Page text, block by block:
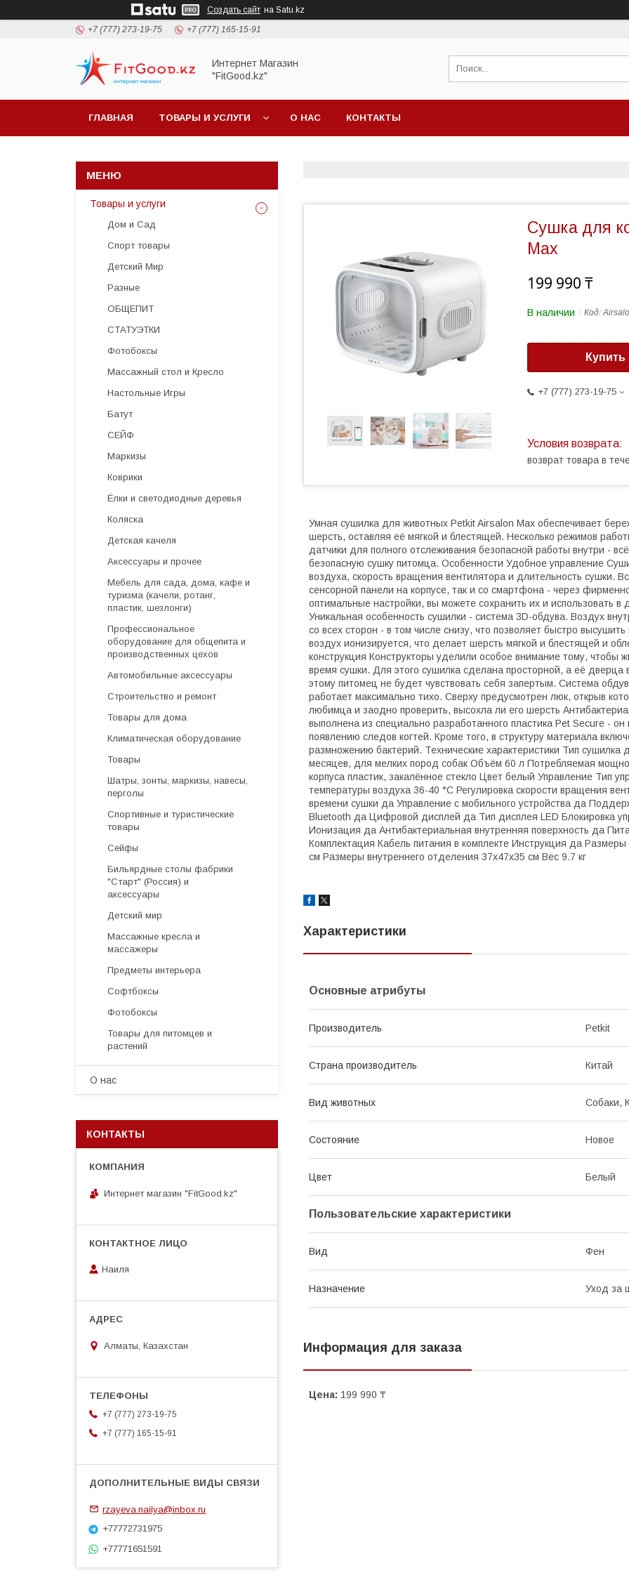
Создать сайт на Satu.kz
+7 (777) 273-19-75 +7 (777) 165-15-91
Интернет Магазин
"FitGood.kz"
ГЛАВНАЯ ТОВАРЫ И УСЛУГИ О НАС КОНТАКТЫ
Cушка для
Max
199 990 ₸
В наличии Код:
Купить
+7 (777) 273-19-75
возврат товара в
Умная сушилка для животных Petkit Airsalon Max обеспечивает
шерсть, оставляя её мягкой и блестящей. Несколько режимов
датчики для полного отслеживания безопасной работы внутри -
безопасную сушку питомца. Особенности Удобное управление
воздуха, скорость вращения вентилятора и длительность сушки.
сенсорной панели на корпусе, так и со смартфона - через
оптимальные настройки, вы можете сохранить их и использовать
Уникальная особенность сушилки - система 3D-обдува. Воздух
со всех сторон - в том числе снизу, что позволяет быстро
воздух ионизируется, что делает шерсть мягкой и блестящей и
конструкция Конструкторы уделили особое внимание тому, чтобы
время сушки. Для этого сушилка сделана просторной, а её дверца
этому питомец не будет чувствовать себя запертым. Система
работает максимально тихо. Сверху предусмотрен люк, открыв
любимца и заодно проверить, высохла ли его шерсть
выполнена из специально разработанного пластика Pet Secure -
появлению следов когтей. Кроме того, в структуру материала
размножению бактерий. Технические характеристики Тип
месяцев, для мелких пород собак Объём 60 л Потребляемая
корпуса пластик, закалённое стекло Цвет белый Управление Тип
температуры воздуха 36-40 °С Регулировка скорости вращения
времени сушки да Управление c мобильного устройства да
Bluetooth да Цифровой дисплей да Тип дисплея LED Блокировка
Ионизация да Антибактериальная внутренняя поверхность да
Комплектация Кабель питания в комплекте Инструкция да
см Размеры внутреннего отделения 37х47х35 см Вес 9.7 кг
Характеристики
Основные атрибуты
Производитель Petkit
Страна производитель Китай
Вид животных Собаки,
Состояние Новое
Цвет Белый
Пользовательские характеристики
Вид Фен
Назначение Уход за
Информация для заказа
Цена: 199 990 ₸
Товары и услуги
Дом и Сад
Спорт товары
Детский Мир
Разные
ОБЩЕПИТ
СТАТУЭТКИ
Фотобоксы
Массажный стол и Кресло
Настольные Игры
Батут
СЕЙФ
Маркизы
Коврики
Ёлки и светодиодные деревья
Коляска
Детская качеля
Аксессуары и прочее
Мебель для сада, дома, кафе и
туризма (качели, ротанг,
пластик, шезлонги)
Профессиональное
оборудование для общепита и
производственных цехов
Автомобильные аксессуары
Строительство и ремонт
Товары для дома
Климатическая оборудование
Товары
Шатры, зонты, маркизы, навесы,
перголы
Спортивные и туристические
товары
Сейфы
Бильярдные столы фабрики
"Cтарт" (Россия) и
аксессуары
Детский мир
Массажные кресла и
массажеры
Предметы интерьера
Софтбоксы
Фотобоксы
Товары для питомцев и
растений
О нас
КОНТАКТЫ
Интернет магазин "FitGood.kz"
Наиля
Алматы, Казахстан
+7 (777) 273-19-75
+7 (777) 165-15-91
rzayeva.nailya@inbox.ru
+77772731975
+77771651591